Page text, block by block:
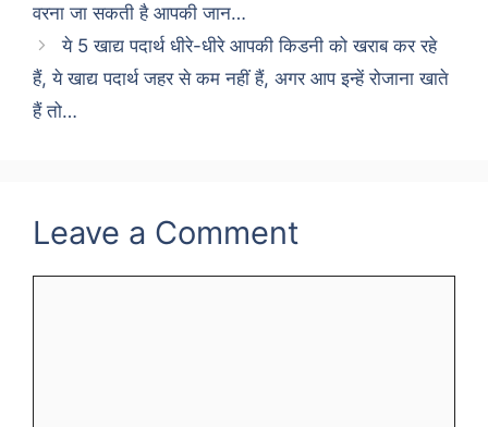
वरना जा सकती है आपकी जान…
ये 5 खाद्य पदार्थ धीरे-धीरे आपकी किडनी को खराब कर रहे
हैं, ये खाद्य पदार्थ जहर से कम नहीं हैं, अगर आप इन्हें रोजाना खाते
हैं तो…
Leave a Comment